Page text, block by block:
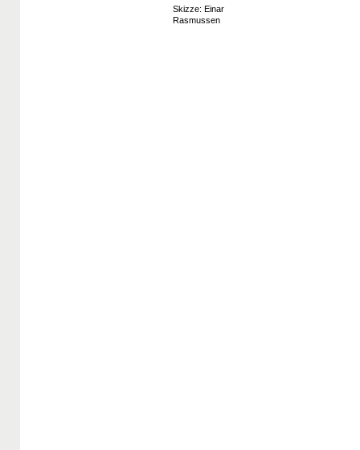
Skizze: Einar
Rasmussen